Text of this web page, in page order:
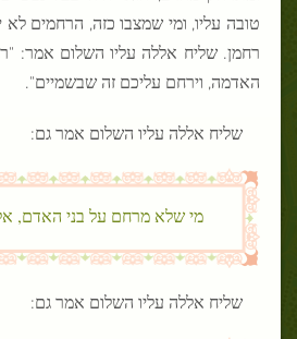
טובה עליו, ומי שמצבו כזה, הרחמים לא
רחמן. שליח אללה עליו השלום אמר:
האדמה, וירחם עליכם זה שבשמיים".
שליח אללה עליו השלום אמר גם:
מי שלא מרחם על בני האדם,
שליח אללה עליו השלום אמר גם: